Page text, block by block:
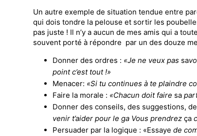
Un autre exemple de situation tendue entre
qui dois tondre la pelouse et sortir les
pas juste ! Il n’y a aucun de mes amis qui a
souvent porté à répondre par un des douze
Donner des ordres : «Je ne veux pas sa­
point c’est tout !»
Menacer: «Si tu continues à te plaindre
Faire la morale : «Chacun doit faire sa
Donner des conseils, des suggestions,
venir t’aider pour le ga­ Vous prendrez ça
Persuader par la logique : «Essaye de